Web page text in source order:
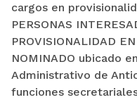
cargos en
PERSONAS
PROVISIONALIDAD
NOMINADO ubicado
Administrativo de
funciones